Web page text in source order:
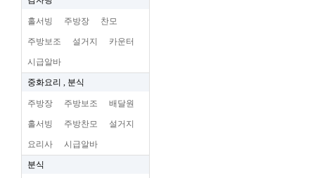
홀서빙 주방장 찬모
주방보조 설거지 카운터
시급알바
중화요리 , 분식
주방장 주방보조 배달원
홀서빙 주방찬모 설거지
요리사 시급알바
분식